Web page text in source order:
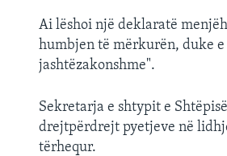
Ai lëshoi një deklaratë
humbjen të mërkurën, duke
jashtëzakonshme".
Sekretarja e shtypit e
drejtpërdrejt pyetjeve në
tërhequr.